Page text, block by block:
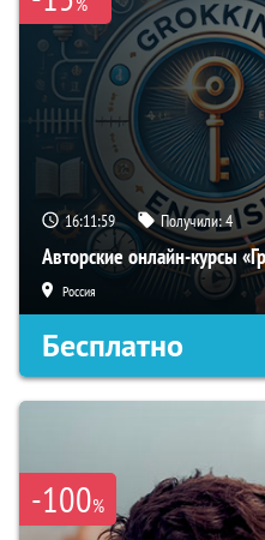
16:11:58 Получили:4
Авторские онлайн-курсы
Россия
Бесплатно
-100%